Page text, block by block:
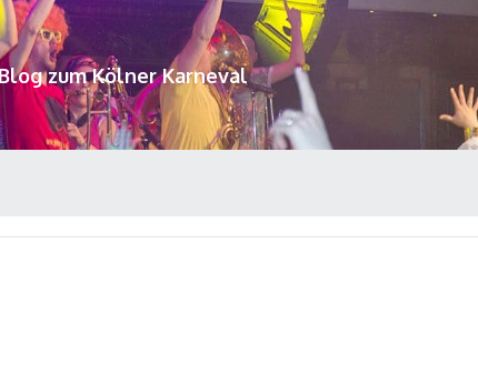
zum Kölner Karneval